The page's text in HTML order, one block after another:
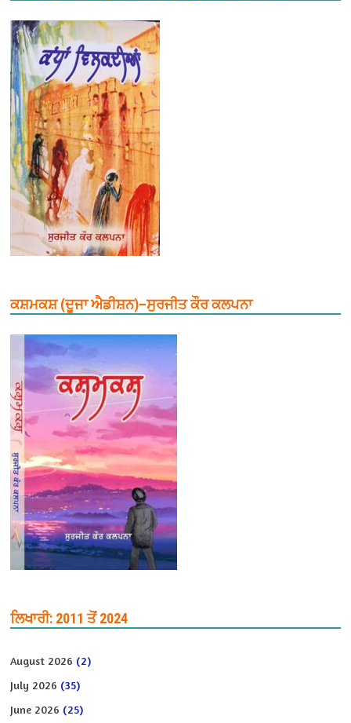
ਕਸ਼ਮਕਸ਼ (ਦੂਜਾ ਐਡੀਸ਼ਨ)–ਸੁਰਜੀਤ ਕੌਰ ਕਲਪਨਾ
ਲਿਖਾਰੀ: 2011 ਤੋਂ 2024
August 2026 (2)
July 2026 (35)
June 2026 (25)